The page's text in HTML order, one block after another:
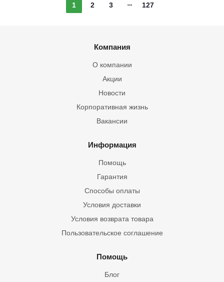
1 2 3 127
Компания
О компании
Акции
Новости
Корпоративная жизнь
Вакансии
Информация
Помощь
Гарантия
Способы оплаты
Условия доставки
Условия возврата товара
Пользовательское соглашение
Помощь
Блог